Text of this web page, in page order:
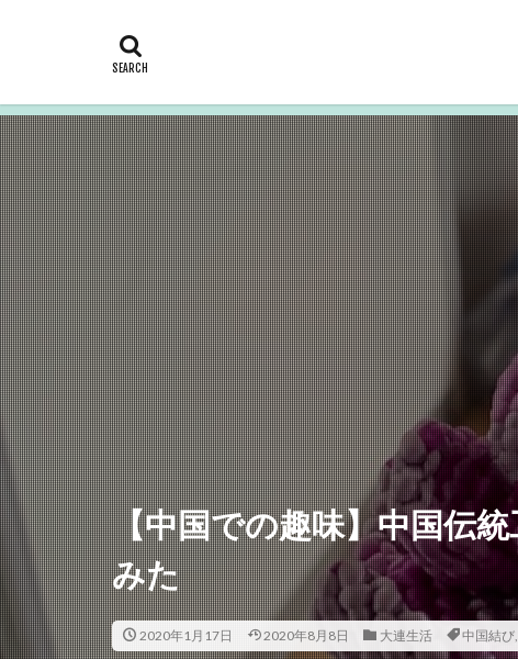
【中国での趣味】中国伝
みた
2020年1月17日 2020年8月8日 大連生活 中国結び,